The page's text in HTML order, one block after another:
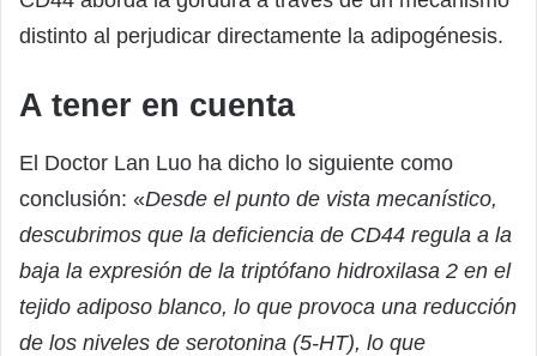
distinto al perjudicar directamente la adipogénesis.
A tener en cuenta
El Doctor Lan Luo ha dicho lo siguiente como
conclusión: «Desde el punto de vista mecanístico,
descubrimos que la deficiencia de CD44 regula a la
baja la expresión de la triptófano hidroxilasa 2 en el
tejido adiposo blanco, lo que provoca una reducción
de los niveles de serotonina (5-HT), lo que